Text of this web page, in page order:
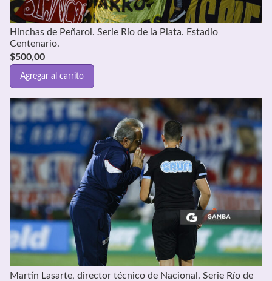
Hinchas de Peñarol. Serie Río de la Plata. Estadio
Centenario.
$500,00
Agregar al carrito
Martín Lasarte, director técnico de Nacional. Serie Río de